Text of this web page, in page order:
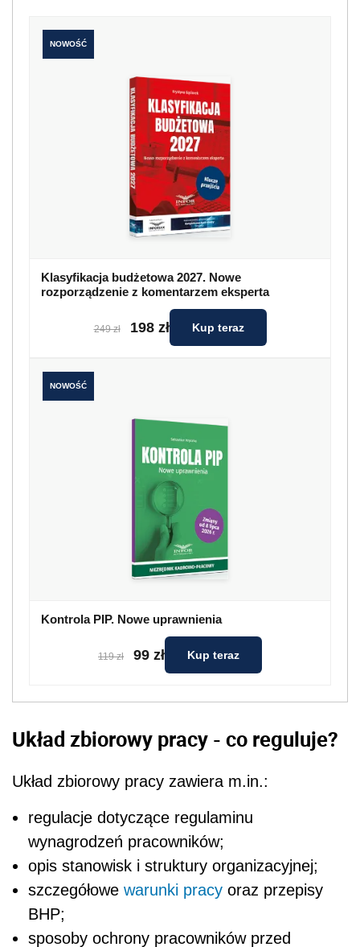
NOWOŚĆ
Klasyfikacja budżetowa 2027. Nowe
rozporządzenie z komentarzem eksperta
249 zł 198 zł Kup teraz
NOWOŚĆ
Kontrola PIP. Nowe uprawnienia
119 zł 99 zł Kup teraz
Układ zbiorowy pracy - co reguluje?
Układ zbiorowy pracy zawiera m.in.:
regulacje dotyczące regulaminu
wynagrodzeń pracowników;
opis stanowisk i struktury organizacyjnej;
szczegółowe warunki pracy oraz przepisy
BHP;
sposoby ochrony pracowników przed